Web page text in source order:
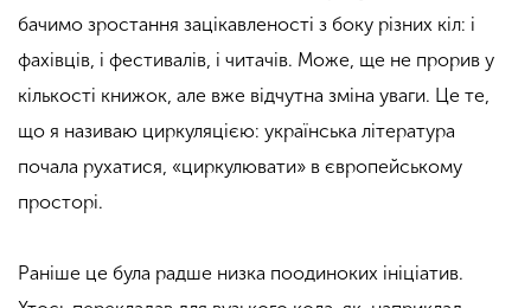
бачимо зростання зацікавленості з боку різних кіл: і
фахівців, і фестивалів, і читачів. Може, ще не прорив у
кількості книжок, але вже відчутна зміна уваги. Це те,
що я називаю циркуляцією: українська література
почала рухатися, «циркулювати» в європейському
просторі.
Раніше це була радше низка поодиноких ініціатив.